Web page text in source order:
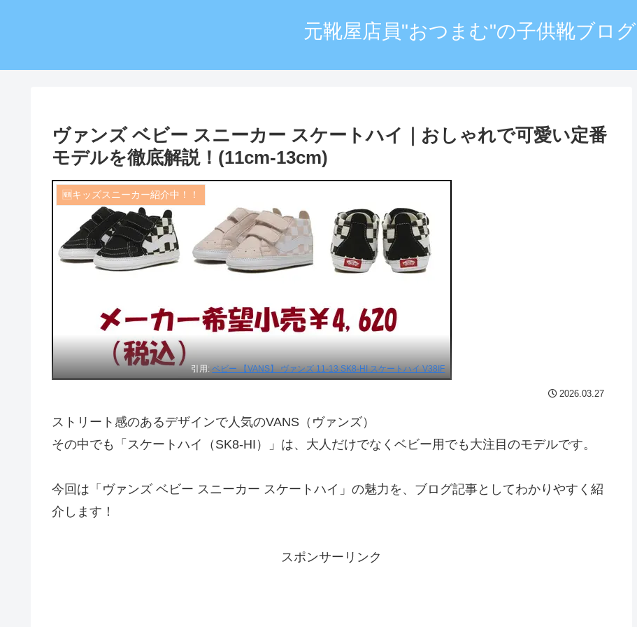
元靴屋店員"おつまむ"の子供靴ブログ
ヴァンズ ベビー スニーカー スケートハイ｜おしゃれで可愛い定番
モデルを徹底解説！(11cm-13cm)
🆕キッズスニーカー紹介中！！
引用:ベビー 【VANS】 ヴァンズ 11-13 SK8-HI スケートハイ V38IF
2026.03.27
ストリート感のあるデザインで人気のVANS（ヴァンズ）
その中でも「スケートハイ（SK8-HI）」は、大人だけでなくベビー用でも大注目のモデルです。
今回は「ヴァンズ ベビー スニーカー スケートハイ」の魅力を、ブログ記事としてわかりやすく紹
介します！
スポンサーリンク